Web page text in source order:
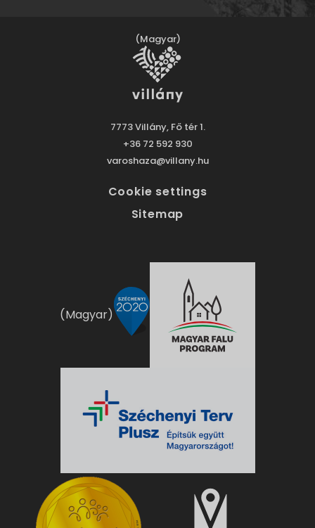
(Magyar)
7773 Villány, Fő tér 1.
+36 72 592 930
varoshaza@villany.hu
Cookie settings
Sitemap
(Magyar)